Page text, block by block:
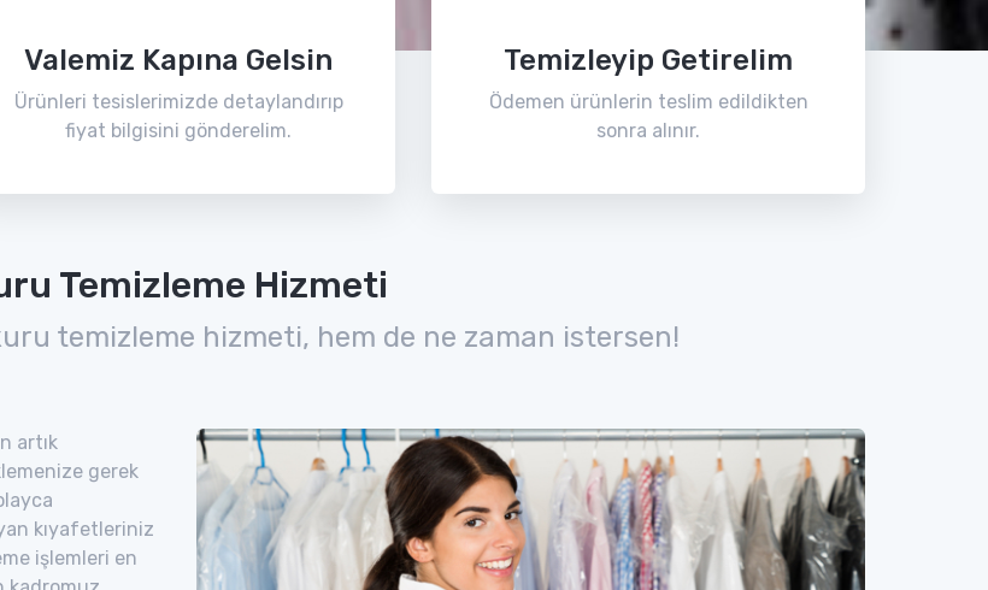
Valemiz Kapına Gelsin
Ürünleri tesislerimizde detaylandırıp
fiyat bilgisini gönderelim.
Temizleyip Getirelim
Ödemen ürünlerin teslim edildikten
sonra alınır.
Temizleme Hizmeti
temizleme hizmeti, hem de ne zaman istersen!
artık
gerek
kıyafetleriniz
işlemleri en